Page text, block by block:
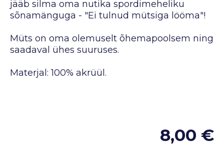
jääb silma oma nutika spordimeheliku
sõnamänguga - "Ei tulnud mütsiga lööma"!
Müts on oma olemuselt õhemapoolsem ning
saadaval ühes suuruses.
Materjal: 100% akrüül.
8,00 €